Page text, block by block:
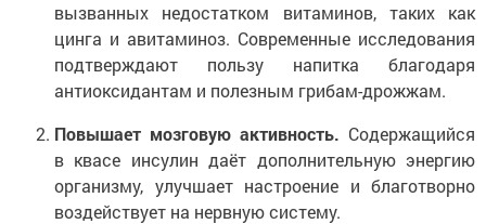
вызванных недостатком витаминов, таких как
цинга и авитаминоз. Современные исследования
подтверждают пользу напитка благодаря
антиоксидантам и полезным грибам-дрожжам.
Повышает мозговую активность. Содержащийся
в квасе инсулин даёт дополнительную энергию
организму, улучшает настроение и благотворно
воздействует на нервную систему.